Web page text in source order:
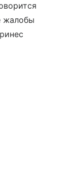
жалобы